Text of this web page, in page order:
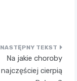
Na jakie choroby
najczęściej cierpią